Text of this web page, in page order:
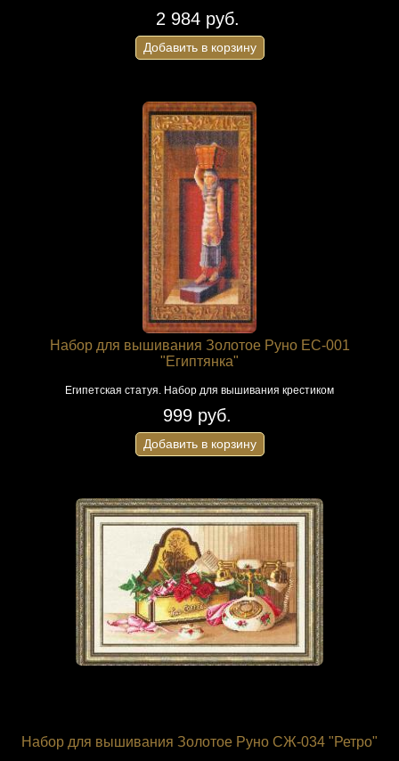
2 984 руб.
Добавить в корзину
Набор для вышивания Золотое Руно ЕС-001
"Египтянка"
Египетская статуя. Набор для вышивания крестиком
999 руб.
Добавить в корзину
Набор для вышивания Золотое Руно СЖ-034 "Ретро"